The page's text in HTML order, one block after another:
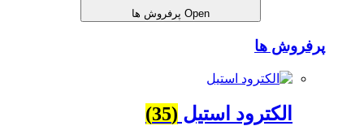
Open پرفروش ها
پرفروش ها
الکترود استیل (35)